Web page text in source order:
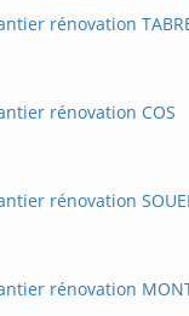
rénovation
rénovation COS
rénovation
rénovation